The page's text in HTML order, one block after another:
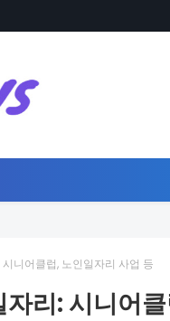
니어클럽, 노인일자리 사업 등
자리: 시니어